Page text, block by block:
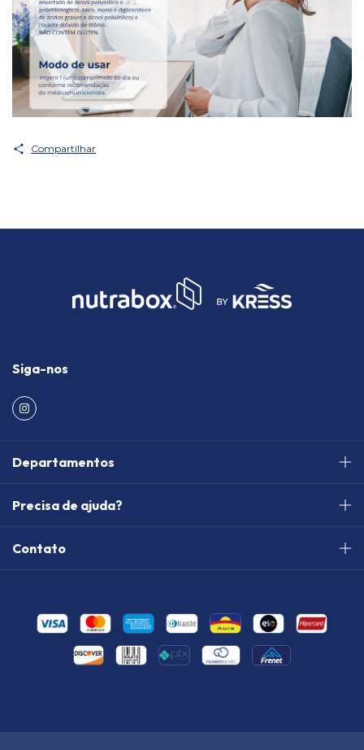
Compartilhar
Siga-nos
Departamentos
Precisa de ajuda?
Contato